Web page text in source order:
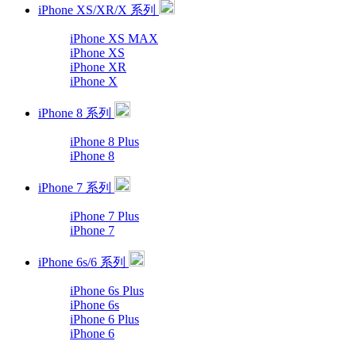
iPhone XS/XR/X 系列
iPhone XS MAX
iPhone XS
iPhone XR
iPhone X
iPhone 8 系列
iPhone 8 Plus
iPhone 8
iPhone 7 系列
iPhone 7 Plus
iPhone 7
iPhone 6s/6 系列
iPhone 6s Plus
iPhone 6s
iPhone 6 Plus
iPhone 6